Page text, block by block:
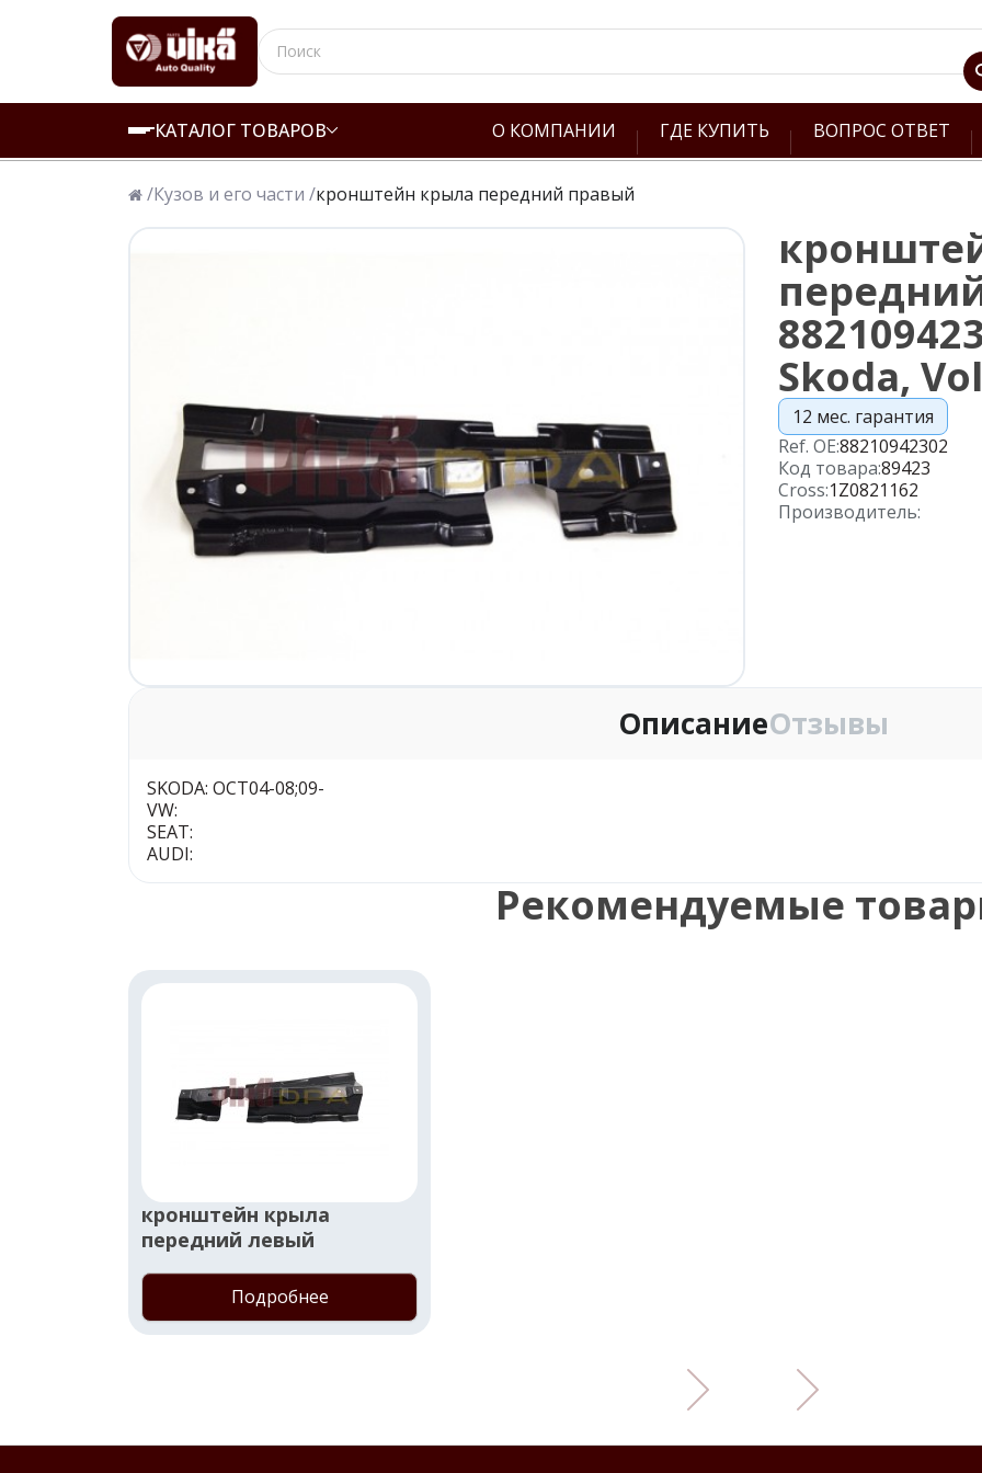
КАТАЛОГ ТОВАРОВ О КОМПАНИИ ГДЕ КУПИТЬ ВОПРОС ОТВЕТ
/Кузов и его части /кронштейн крыла передний правый
Skoda,
12 мес. гарантия
Ref. OE:88210942302
Код товара:89423
Cross:1Z0821162
Производитель:
ОписаниеОтзывы
SKODA: OCT04-08;09-
VW:
SEAT:
AUDI:
Рекомендуемые
кронштейн крыла
передний левый
Подробнее